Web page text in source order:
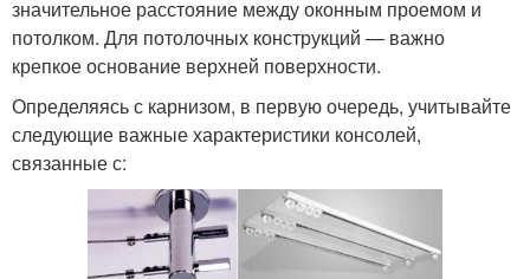
значительное расстояние между оконным проемом и
потолком. Для потолочных конструкций — важно
крепкое основание верхней поверхности.
Определяясь с карнизом, в первую очередь, учитывайте
следующие важные характеристики консолей,
связанные с: